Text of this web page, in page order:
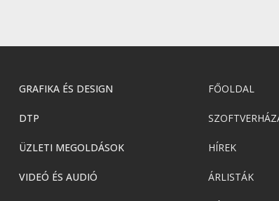
GRAFIKA ÉS DESIGN
DTP
ÜZLETI MEGOLDÁSOK
VIDEÓ ÉS AUDIÓ
FŐOLDAL
HÍREK
ÁRLISTÁK